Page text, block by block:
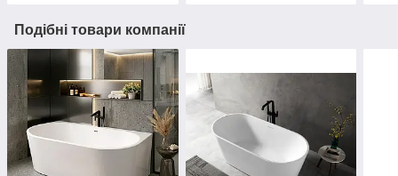
Подібні товари компанії